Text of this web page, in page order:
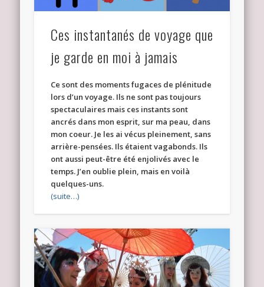
Ces instantanés de voyage que
je garde en moi à jamais
Ce sont des moments fugaces de plénitude
lors d’un voyage. Ils ne sont pas toujours
spectaculaires mais ces instants sont
ancrés dans mon esprit, sur ma peau, dans
mon coeur. Je les ai vécus pleinement, sans
arrière-pensées. Ils étaient vagabonds. Ils
ont aussi peut-être été enjolivés avec le
temps. J’en oublie plein, mais en voilà
quelques-uns.
(suite…)